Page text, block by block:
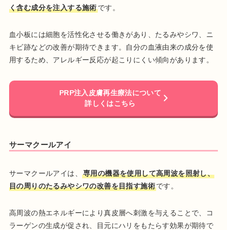
く含む成分を注入する施術です。
血小板には細胞を活性化させる働きがあり、たるみやシワ、ニ
キビ跡などの改善が期待できます。自分の血液由来の成分を使
用するため、アレルギー反応が起こりにくい傾向があります。
PRP注入皮膚再生療法について
詳しくはこちら
サーマクールアイ
サーマクールアイは、
専用の機器を使用して高周波を照射し、
目の周りのたるみやシワの改善を目指す施術です。
高周波の熱エネルギーにより真皮層へ刺激を与えることで、コ
ラーゲンの生成が促され、目元にハリをもたらす効果が期待で